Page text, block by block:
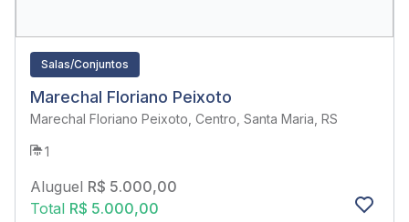
Salas/Conjuntos
Marechal Floriano Peixoto
Marechal Floriano Peixoto, Centro, Santa Maria, RS
1
Aluguel R$ 5.000,00
Total R$ 5.000,00